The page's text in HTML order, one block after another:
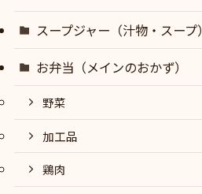
スープジャー（汁物・スープ）
お弁当（メインのおかず）
野菜
加工品
鶏肉